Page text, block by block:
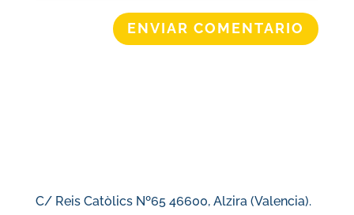
ENVIAR COMENTARIO
C/ Reis Catòlics Nº65 46600, Alzira (Valencia).